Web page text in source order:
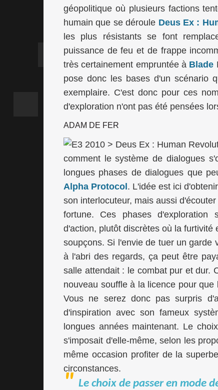
géopolitique où plusieurs factions
humain que se déroule Deus Ex :
les plus résistants se font
puissance de feu et de frappe
très certainement empruntée à Blade
pose donc les bases d'un scénario
exemplaire. C'est donc pour ces
d'exploration n'ont pas été pensées
ADAM DE FER
comment le système de dialogues
longues phases de dialogues que
Alpha Protocol . L'idée est ici
son interlocuteur, mais aussi
fortune. Ces phases d'exploration
d'action, plutôt discrètes où la
soupçons. Si l'envie de tuer un garde
à l'abri des regards, ça peut être
salle attendait : le combat pur et dur.
nouveau souffle à la licence pour
Vous ne serez donc pas surpris
d'inspiration avec son fameux
longues années maintenant. Le
s'imposait d'elle-même, selon les
même occasion profiter de la
circonstances.
Le choix de passer en mode